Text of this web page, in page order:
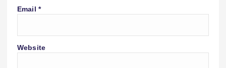
Email *
Website